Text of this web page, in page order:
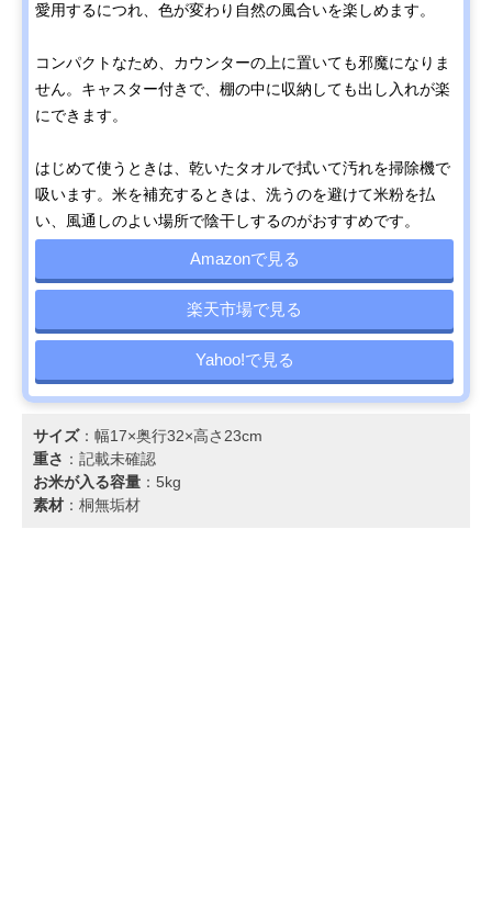
愛用するにつれ、色が変わり自然の風合いを楽しめます。
コンパクトなため、カウンターの上に置いても邪魔になりま
せん。キャスター付きで、棚の中に収納しても出し入れが楽
にできます。
はじめて使うときは、乾いたタオルで拭いて汚れを掃除機で
吸います。米を補充するときは、洗うのを避けて米粉を払
い、風通しのよい場所で陰干しするのがおすすめです。
Amazonで見る
楽天市場で見る
Yahoo!で見る
サイズ：幅17×奥行32×高さ23cm
重さ ：記載未確認
お米が入る容量 ：5kg
素材 ：桐無垢材